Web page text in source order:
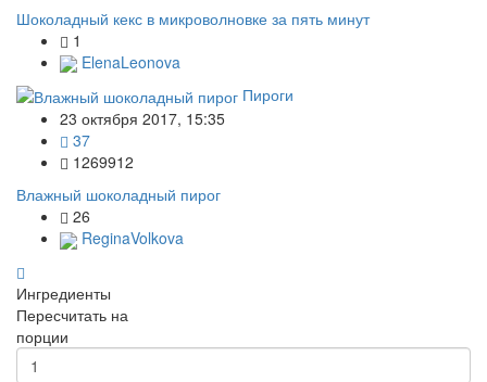
Шоколадный кекс в микроволновке за пять минут
1
ElenaLeonova
Пироги
23 октября 2017, 15:35
37
1269912
Влажный шоколадный пирог
26
ReginaVolkova
Ингредиенты
Пересчитать на
порции